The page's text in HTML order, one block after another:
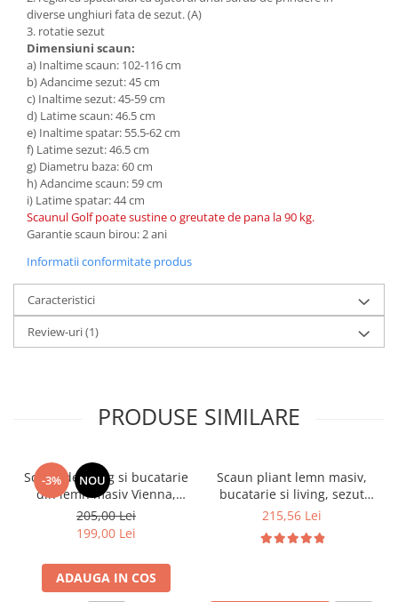
diverse unghiuri fata de sezut. (A)
3. rotatie sezut
Dimensiuni scaun:
a) Inaltime scaun: 102-116 cm
b) Adancime sezut: 45 cm
c) Inaltime sezut: 45-59 cm
d) Latime scaun: 46.5 cm
e) Inaltime spatar: 55.5-62 cm
f) Latime sezut: 46.5 cm
g) Diametru baza: 60 cm
h) Adancime scaun: 59 cm
i) Latime spatar: 44 cm
Scaunul Golf poate sustine o greutate de pana la 90 kg.
Garantie scaun birou: 2 ani
Informatii conformitate produs
Caracteristici
Review-uri(1)
PRODUSE SIMILARE
-3% NOU
Scaun de living si bucatarie
din lemn masiv Vienna,
tapiterie stofa,100 kg,
94x49x40 cm, nuc/bej
205,00 Lei
199,00 Lei
ADAUGA IN COS
Scaun pliant lemn masiv,
bucatarie si living, sezut
tapitat cu piele ecologica,
215,56 Lei